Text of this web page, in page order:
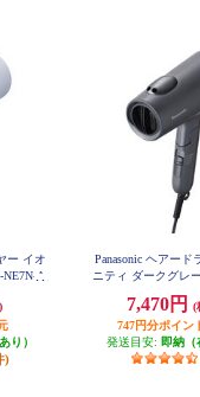
ー イオ
A
り）
)
Panasonic ヘアード
ニティ ダークグレ
7,470円
(
747円分ポイン
発送目安: 即納（